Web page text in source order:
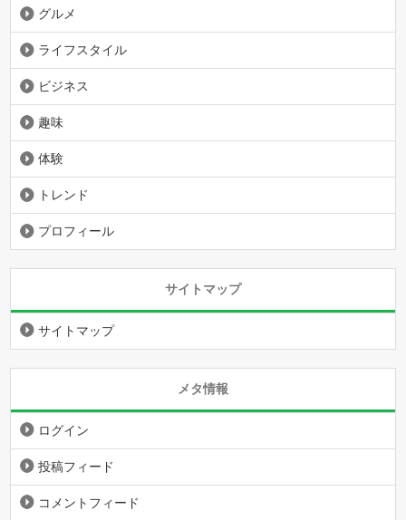
グルメ
ライフスタイル
ビジネス
趣味
体験
トレンド
プロフィール
サイトマップ
サイトマップ
メタ情報
ログイン
投稿フィード
コメントフィード